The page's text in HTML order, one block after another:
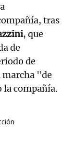
tras
, que
de
de
marcha "de
compañía.